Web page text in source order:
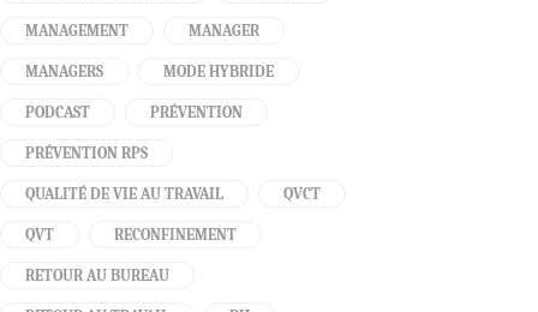
MANAGEMENT MANAGER
MANAGERS MODE HYBRIDE
PODCAST PRÉVENTION
PRÉVENTION RPS
QUALITÉ DE VIE AU TRAVAIL QVCT
QVT RECONFINEMENT
RETOUR AU BUREAU